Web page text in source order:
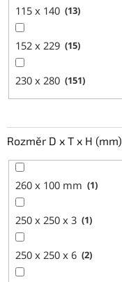
115 x 140 13
152 x 229 15
230 x 280 151
Rozměr D x T x H (mm)
260 x 100 mm 1
250 x 250 x 3 1
250 x 250 x 6 2